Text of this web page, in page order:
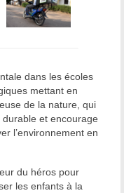
dans les écoles
mettant en
de la nature, qui
et encourage
l’environnement en
du héros pour
les enfants à la